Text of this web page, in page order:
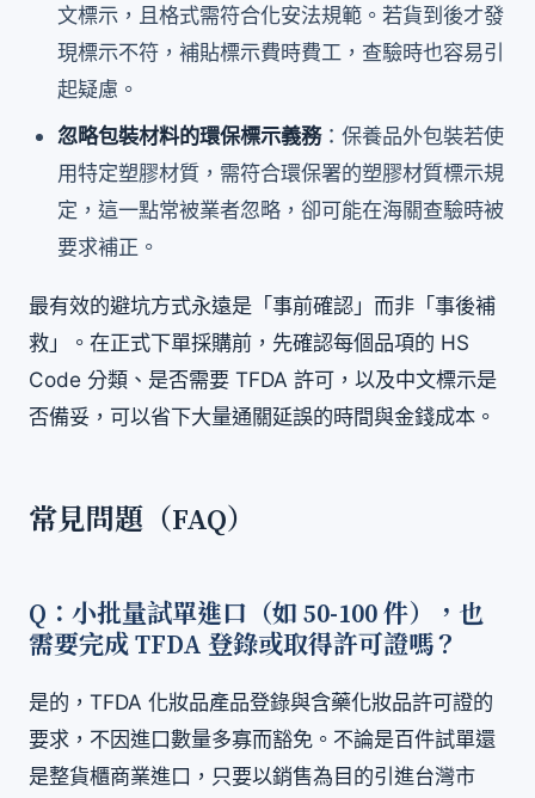
文標示，且格式需符合化安法規範。若貨到後才發
現標示不符，補貼標示費時費工，查驗時也容易引
起疑慮。
忽略包裝材料的環保標示義務：保養品外包裝若使
用特定塑膠材質，需符合環保署的塑膠材質標示規
定，這一點常被業者忽略，卻可能在海關查驗時被
要求補正。
最有效的避坑方式永遠是「事前確認」而非「事後補
救」。在正式下單採購前，先確認每個品項的 HS
Code 分類、是否需要 TFDA 許可，以及中文標示是
否備妥，可以省下大量通關延誤的時間與金錢成本。
常見問題（FAQ）
Q：小批量試單進口（如 50-100 件），也
需要完成 TFDA 登錄或取得許可證嗎？
是的，TFDA 化妝品產品登錄與含藥化妝品許可證的
要求，不因進口數量多寡而豁免。不論是百件試單還
是整貨櫃商業進口，只要以銷售為目的引進台灣市